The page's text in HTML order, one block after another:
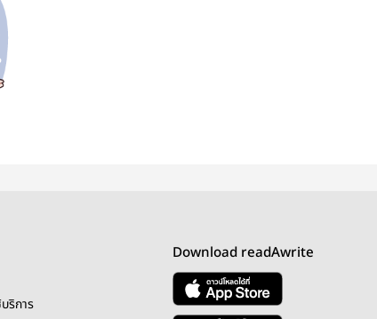
ริการ
Download readAwrite